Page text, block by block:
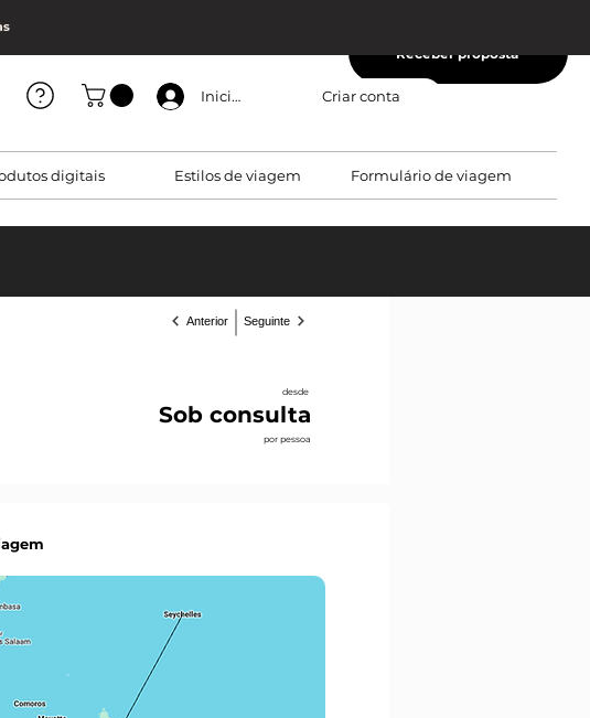
Iniciar sessão Criar conta
digitais Estilos de viagem Formulário de viagem
Receber proposta
Seguinte
Anterior
desde
Sob consulta
por pessoa